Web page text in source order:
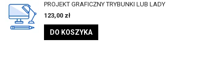
PROJEKT GRAFICZNY TRYBUNKI LUB LADY
123,00 zł
DO KOSZYKA